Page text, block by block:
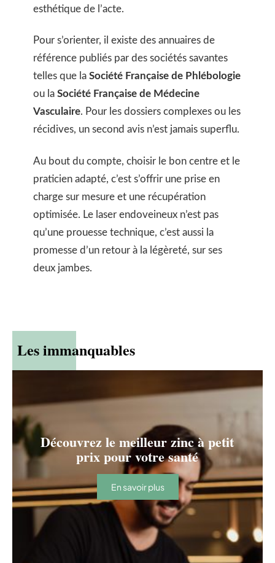
esthétique de l’acte.
Pour s’orienter, il existe des annuaires de
référence publiés par des sociétés savantes
telles que la Société Française de Phlébologie
ou la Société Française de Médecine
Vasculaire. Pour les dossiers complexes ou les
récidives, un second avis n’est jamais superflu.
Au bout du compte, choisir le bon centre et le
praticien adapté, c’est s’offrir une prise en
charge sur mesure et une récupération
optimisée. Le laser endoveineux n’est pas
qu’une prouesse technique, c’est aussi la
promesse d’un retour à la légèreté, sur ses
deux jambes.
Les immanquables
Découvrez le meilleur zinc à petit
prix pour votre santé
En savoir plus